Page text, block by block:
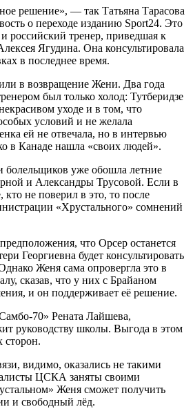
решение», — так Татьяна Тарасова
о переходе изданию Sport24. Это
российский тренер, приведшая к
Ягудина. Она консультировала
в последнее время.
в возвращение Жени. Два года
был только холод: Тутберидзе
уходе и в том, что
условий и не желала
ей не отвечала, но в интервью
в Канаде нашла «своих людей».
болельщиков уже обошла летние
и Александры Трусовой. Если в
кто не поверил в это, то после
«Хрустального» сомнений
что Орсер останется
Георгиевна будет консультировать
Женя сама опровергла это в
сказав, что у них с Брайаном
и он поддерживает её решение.
70» Рената Лайшева,
руководству школы. Выгода в этом
сторон.
видимо, оказались не такими
ЦСКА заняты своими
Женя сможет получить
и свободный лёд.